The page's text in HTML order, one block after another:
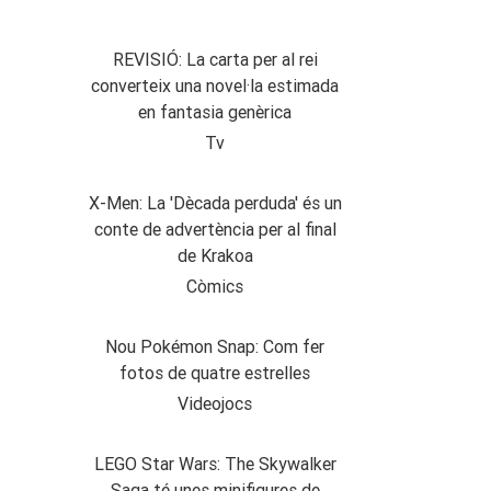
REVISIÓ: La carta per al rei
converteix una novel·la estimada
en fantasia genèrica
Tv
X-Men: La 'Dècada perduda' és un
conte de advertència per al final
de Krakoa
Còmics
Nou Pokémon Snap: Com fer
fotos de quatre estrelles
Videojocs
LEGO Star Wars: The Skywalker